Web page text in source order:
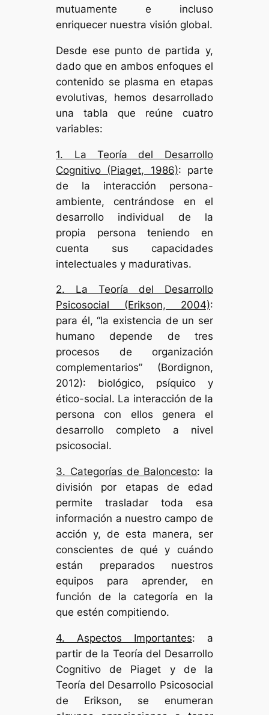
mutuamente e incluso
enriquecer nuestra visión global.
Desde ese punto de partida y,
dado que en ambos enfoques el
contenido se plasma en etapas
evolutivas, hemos desarrollado
una tabla que reúne cuatro
variables:
1. La Teoría del Desarrollo
Cognitivo (Piaget, 1986): parte
de la interacción persona-
ambiente, centrándose en el
desarrollo individual de la
propia persona teniendo en
cuenta sus capacidades
intelectuales y madurativas.
2. La Teoría del Desarrollo
Psicosocial (Erikson, 2004):
para él, “la existencia de un ser
humano depende de tres
procesos de organización
complementarios” (Bordignon,
2012): biológico, psíquico y
ético-social. La interacción de la
persona con ellos genera el
desarrollo completo a nivel
psicosocial.
3. Categorías de Baloncesto: la
división por etapas de edad
permite trasladar toda esa
información a nuestro campo de
acción y, de esta manera, ser
conscientes de qué y cuándo
están preparados nuestros
equipos para aprender, en
función de la categoría en la
que estén compitiendo.
4. Aspectos Importantes: a
partir de la Teoría del Desarrollo
Cognitivo de Piaget y de la
Teoría del Desarrollo Psicosocial
de Erikson, se enumeran